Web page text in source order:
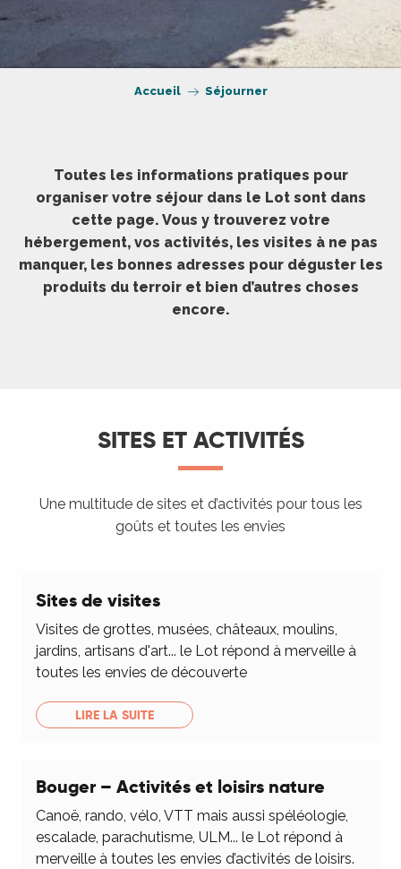
Accueil Séjourner
Toutes les informations pratiques pour
organiser votre séjour dans le Lot sont dans
cette page. Vous y trouverez votre
hébergement, vos activités, les visites à ne pas
manquer, les bonnes adresses pour déguster les
produits du terroir et bien d’autres choses
encore.
SITES ET ACTIVITÉS
Une multitude de sites et d’activités pour tous les
goûts et toutes les envies
Sites de visites
Visites de grottes, musées, châteaux, moulins,
jardins, artisans d'art... le Lot répond à merveille à
toutes les envies de découverte
LIRE LA SUITE
Bouger – Activités et loisirs nature
Canoë, rando, vélo, VTT mais aussi spéléologie,
escalade, parachutisme, ULM... le Lot répond à
merveille à toutes les envies d’activités de loisirs.